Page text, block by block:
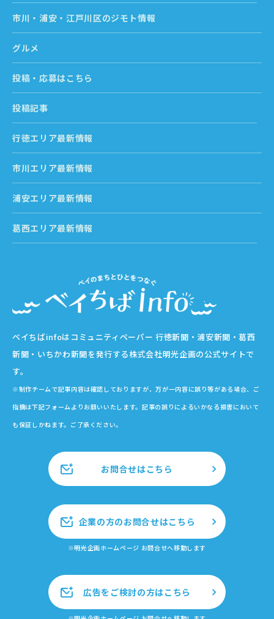
ベイちばinfoはコミュニティペーパー 行徳新聞・浦安新聞・葛西
新聞・いちかわ新聞を発行する株式会社明光企画の公式サイトで
す。
※制作チームで記事内容は確認しておりますが、万が一内容に誤り等がある場合、ご
指摘は下記フォームよりお願いいたします。記事の誤りによるいかなる損害において
も保証しかねます。ご了承ください。
お問合せはこちら
企業の方のお問合せはこちら
※明光企画ホームページ お問合せへ移動します
広告をご検討の方はこちら
市川・浦安・江戸川区のジモト情報
グルメ
投稿・応募はこちら
投稿記事
行徳エリア最新情報
市川エリア最新情報
浦安エリア最新情報
葛西エリア最新情報